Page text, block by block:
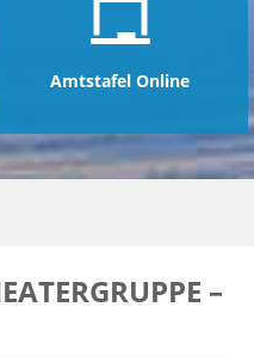
Amtstafel Online
–